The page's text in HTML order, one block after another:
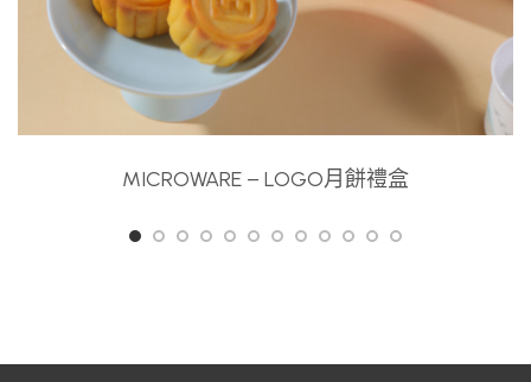
MICROWARE – LOGO月餅禮盒